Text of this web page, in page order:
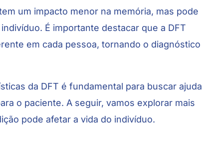
um impacto menor na memória, mas pode
É importante destacar que a DFT
em cada pessoa, tornando o diagnóstico
da DFT é fundamental para buscar ajuda
o paciente. A seguir, vamos explorar mais
pode afetar a vida do indivíduo.